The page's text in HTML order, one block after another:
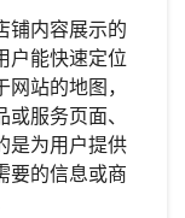
铺内容展示的
户能快速定位
站的地图，
服务页面、
是为用户提供
要的信息或商